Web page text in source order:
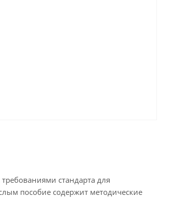
стандарта для
пособие содержит методические